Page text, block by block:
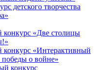
детского творчества
«Две столицы
«Интерактивный
о войне»
конкурс